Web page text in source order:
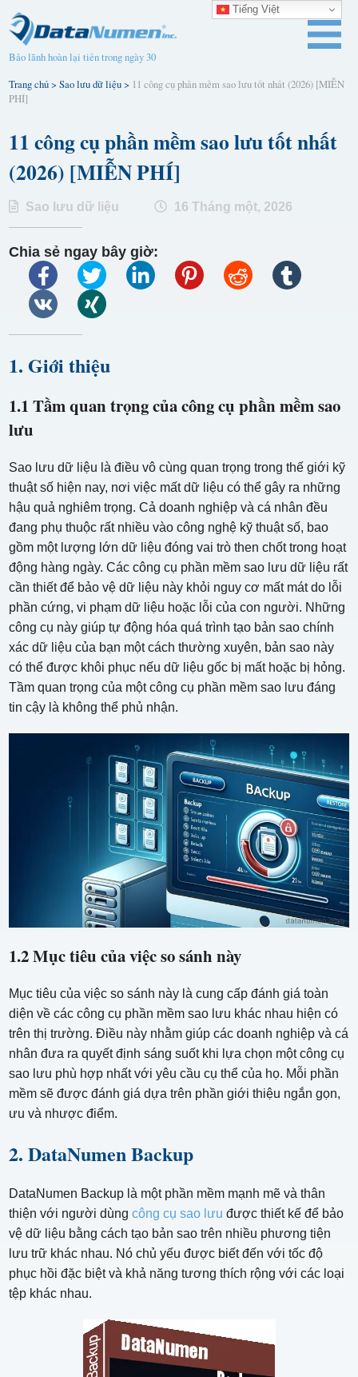
Bảo lãnh hoàn lại tiền trong ngày 30
Trang chủ>Sao lưu dữ liệu> 11 công cụ phần mềm sao lưu tốt nhất (2026) [MIỄN
PHÍ]
11 công cụ phần mềm sao lưu tốt nhất
(2026) [MIỄN PHÍ]
Sao lưu dữ liệu 16 Tháng một, 2026
Chia sẻ ngay bây giờ:
1. Giới thiệu
1.1 Tầm quan trọng của công cụ phần mềm sao
lưu
Sao lưu dữ liệu là điều vô cùng quan trọng trong thế giới kỹ
thuật số hiện nay, nơi việc mất dữ liệu có thể gây ra những
hậu quả nghiêm trọng. Cả doanh nghiệp và cá nhân đều
đang phụ thuộc rất nhiều vào công nghệ kỹ thuật số, bao
gồm một lượng lớn dữ liệu đóng vai trò then chốt trong hoạt
động hàng ngày. Các công cụ phần mềm sao lưu dữ liệu rất
cần thiết để bảo vệ dữ liệu này khỏi nguy cơ mất mát do lỗi
phần cứng, vi phạm dữ liệu hoặc lỗi của con người. Những
công cụ này giúp tự động hóa quá trình tạo bản sao chính
xác dữ liệu của bạn một cách thường xuyên, bản sao này
có thể được khôi phục nếu dữ liệu gốc bị mất hoặc bị hỏng.
Tầm quan trọng của một công cụ phần mềm sao lưu đáng
tin cậy là không thể phủ nhận.
1.2 Mục tiêu của việc so sánh này
Mục tiêu của việc so sánh này là cung cấp đánh giá toàn
diện về các công cụ phần mềm sao lưu khác nhau hiện có
trên thị trường. Điều này nhằm giúp các doanh nghiệp và cá
nhân đưa ra quyết định sáng suốt khi lựa chọn một công cụ
sao lưu phù hợp nhất với yêu cầu cụ thể của họ. Mỗi phần
mềm sẽ được đánh giá dựa trên phần giới thiệu ngắn gọn,
ưu và nhược điểm.
2. DataNumen Backup
DataNumen Backup là một phần mềm mạnh mẽ và thân
thiện với người dùngcông cụ sao lưu được thiết kế để bảo
vệ dữ liệu bằng cách tạo bản sao trên nhiều phương tiện
lưu trữ khác nhau. Nó chủ yếu được biết đến với tốc độ
phục hồi đặc biệt và khả năng tương thích rộng với các loại
tệp khác nhau.
Tiếng Việt